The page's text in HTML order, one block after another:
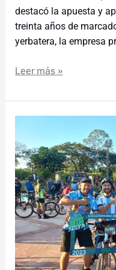
destacó la apuesta y
treinta años de
yerbatera, la empresa
Leer más »
250
participantes
en
la
1°
edición
del
Cicloturismo